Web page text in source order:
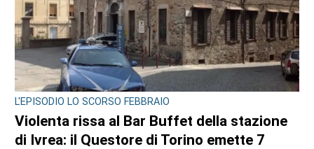
L'EPISODIO LO SCORSO FEBBRAIO
Violenta rissa al Bar Buffet della stazione
di Ivrea: il Questore di Torino emette 7